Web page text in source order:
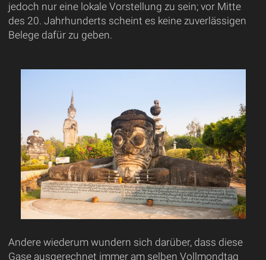
jedoch nur eine lokale Vorstellung zu sein; vor Mitte
des 20. Jahrhunderts scheint es keine zuverlässigen
Belege dafür zu geben.
Andere wiederum wundern sich darüber, dass diese
Gase ausgerechnet immer am selben Vollmondtag